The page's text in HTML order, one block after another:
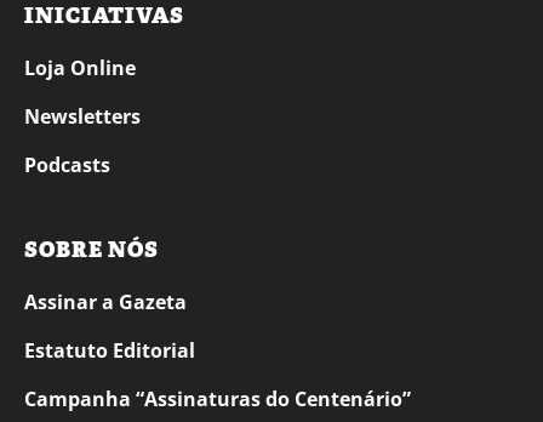
INICIATIVAS
Loja Online
Newsletters
Podcasts
SOBRE NÓS
Assinar a Gazeta
Estatuto Editorial
Campanha “Assinaturas do Centenário”